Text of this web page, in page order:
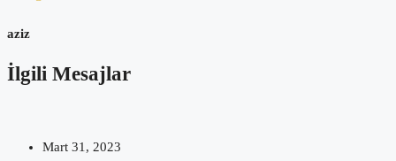
aziz
İlgili Mesajlar
Mart 31, 2023